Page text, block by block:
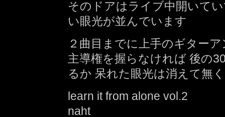
そのドアはライブ中開いて
い眼光が並んでいます
２曲目までに上手のギター
主導権を握らなければ 後の
るか 呆れた眼光は消えて無
learn it from alone vol.2
naht